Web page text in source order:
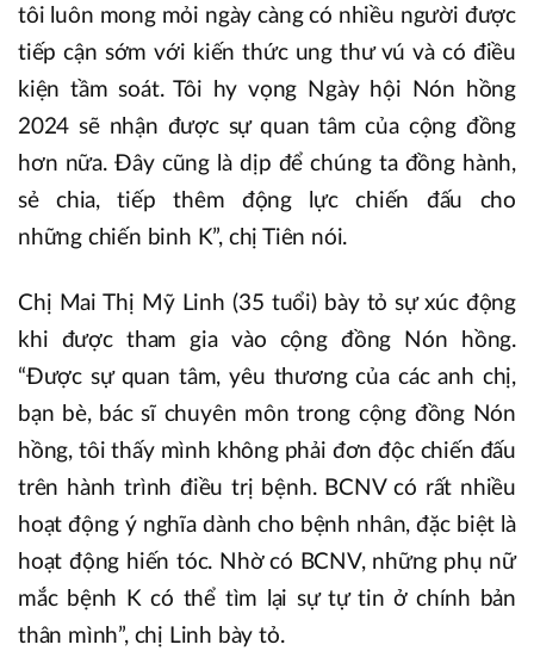
tôi luôn mong mỏi ngày càng có nhiều người được
tiếp cận sớm với kiến thức ung thư vú và có điều
kiện tầm soát. Tôi hy vọng Ngày hội Nón hồng
2024 sẽ nhận được sự quan tâm của cộng đồng
hơn nữa. Đây cũng là dịp để chúng ta đồng hành,
sẻ chia, tiếp thêm động lực chiến đấu cho
những chiến binh K”, chị Tiên nói.
Chị Mai Thị Mỹ Linh (35 tuổi) bày tỏ sự xúc động
khi được tham gia vào cộng đồng Nón hồng.
“Được sự quan tâm, yêu thương của các anh chị,
bạn bè, bác sĩ chuyên môn trong cộng đồng Nón
hồng, tôi thấy mình không phải đơn độc chiến đấu
trên hành trình điều trị bệnh. BCNV có rất nhiều
hoạt động ý nghĩa dành cho bệnh nhân, đặc biệt là
hoạt động hiến tóc. Nhờ có BCNV, những phụ nữ
mắc bệnh K có thể tìm lại sự tự tin ở chính bản
thân mình”, chị Linh bày tỏ.